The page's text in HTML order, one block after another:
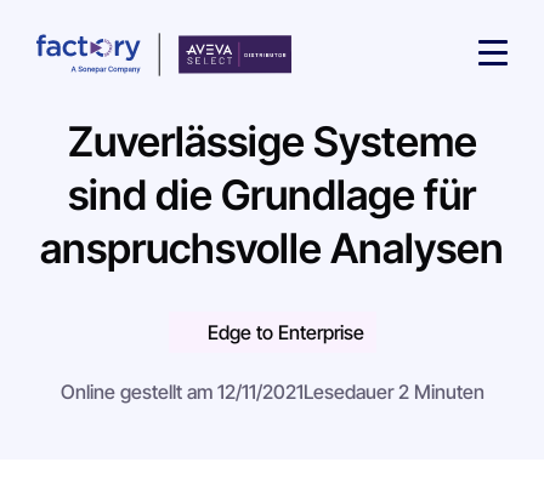
Zuverlässige Systeme
sind die Grundlage für
anspruchsvolle Analysen
Edge to Enterprise
Online gestellt am 12/11/2021Lesedauer 2 Minuten